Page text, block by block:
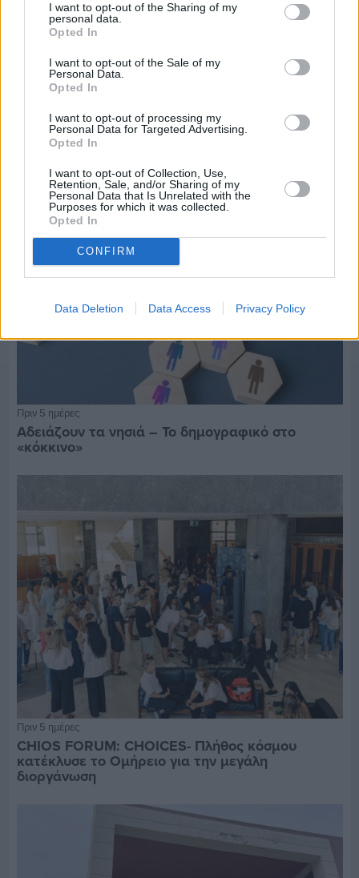
I want to opt-out of the Sharing of my
personal data.
Opted In
I want to opt-out of the Sale of my
Personal Data.
Opted In
I want to opt-out of processing my
Personal Data for Targeted Advertising.
Opted In
I want to opt-out of Collection, Use,
Retention, Sale, and/or Sharing of my
Personal Data that Is Unrelated with the
Purposes for which it was collected.
Opted In
CONFIRM
Data Deletion Data Access Privacy Policy
Πριν 5 ημέρες
Ώρα να επιστρέψει η Δημοτική Αστυνομία στη
Πριν 5 ημέρες
Αδειάζουν τα νησιά – Το δημογραφικό στο
«κόκκινο»
Πριν 5 ημέρες
CHIOS FORUM: CHOICES- Πλήθος κόσμου
κατέκλυσε το Ομήρειο για την μεγάλη
διοργάνωση